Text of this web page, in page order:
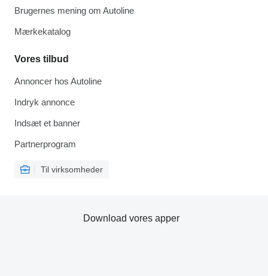
Brugernes mening om Autoline
Mærkekatalog
Vores tilbud
Annoncer hos Autoline
Indryk annonce
Indsæt et banner
Partnerprogram
Til virksomheder
Download vores apper